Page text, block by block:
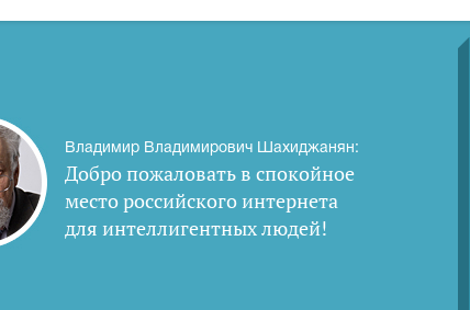
Владимир Владимирович Шахиджанян:
Добро пожаловать в спокойное
место российского интернета
для интеллигентных людей!